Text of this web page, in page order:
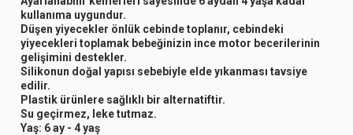
kullanıma uygundur.
Düşen yiyecekler önlük cebinde toplanır, cebindeki
yiyecekleri toplamak bebeğinizin ince motor becerilerinin
gelişimini destekler.
Silikonun doğal yapısı sebebiyle elde yıkanması tavsiye
edilir.
Plastik ürünlere sağlıklı bir alternatiftir.
Su geçirmez, leke tutmaz.
Yaş: 6 ay - 4 yaş